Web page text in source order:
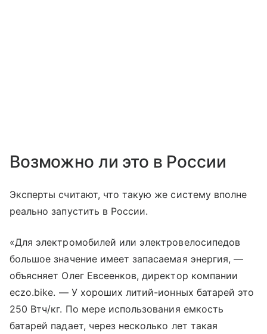
Возможно ли это в России
Эксперты считают, что такую же систему вполне
реально запустить в России.
«Для электромобилей или электровелосипедов
большое значение имеет запасаемая энергия, —
объясняет Олег Евсеенков, директор компании
eczo.bike. — У хороших литий-ионных батарей это
250 Втч/кг. По мере использования емкость
батарей падает, через несколько лет такая